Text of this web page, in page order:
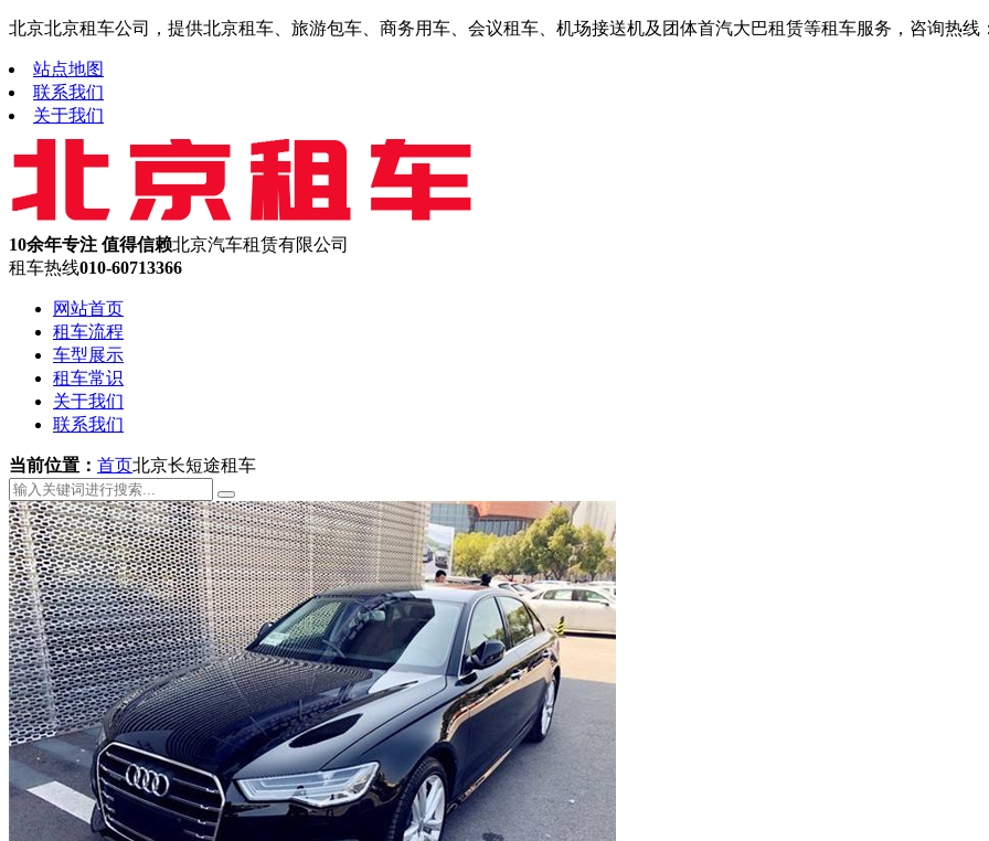
北京北京租车公司，提供北京租车、旅游包车、商务用车、会议租车、机场接送机及团体首汽大巴租赁等租车服务，咨询热线
站点地图
联系我们
关于我们
10余年专注 值得信赖北京汽车租赁有限公司
租车热线010-60713366
网站首页
租车流程
车型展示
租车常识
关于我们
联系我们
当前位置： 首页北京长短途租车